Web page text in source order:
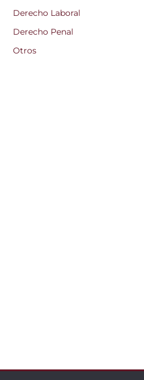
Derecho Laboral
Derecho Penal
Otros